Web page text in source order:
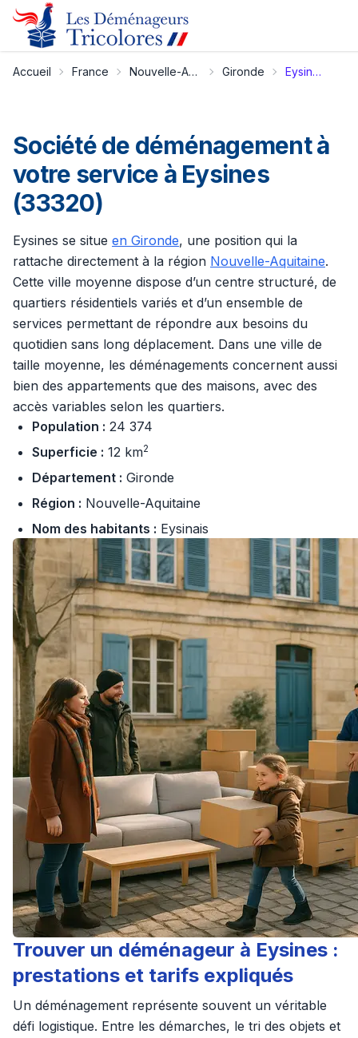
Accueil France Nouvelle-Aquitaine Gironde Eysines
Société de déménagement à
votre service à Eysines
(33320)
Eysines se situe en Gironde, une position qui la
rattache directement à la région Nouvelle-Aquitaine.
Cette ville moyenne dispose d’un centre structuré, de
quartiers résidentiels variés et d’un ensemble de
services permettant de répondre aux besoins du
quotidien sans long déplacement. Dans une ville de
taille moyenne, les déménagements concernent aussi
bien des appartements que des maisons, avec des
accès variables selon les quartiers.
Population : 24 374
Superficie : 12 km2
Département : Gironde
Région : Nouvelle-Aquitaine
Nom des habitants : Eysinais
Trouver un déménageur à Eysines :
prestations et tarifs expliqués
Un déménagement représente souvent un véritable
défi logistique. Entre les démarches, le tri des objets et